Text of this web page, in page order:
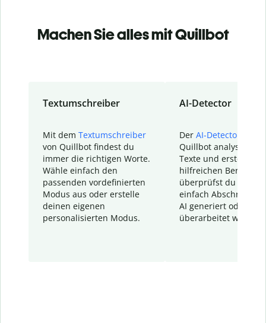
Machen Sie alles mit Quillbot
Textumschreiber
Mit dem Textumschreiber
von Quillbot findest du
immer die richtigen Worte.
Wähle einfach den
passenden vordefinierten
Modus aus oder erstelle
deinen eigenen
personalisierten Modus.
AI-Detector
Der AI-Detector
Quillbot analysiert
Texte und erstellt
hilfreichen Bericht.
überprüfst du
einfach Abschnitte,
AI generiert oder
überarbeitet wurden.